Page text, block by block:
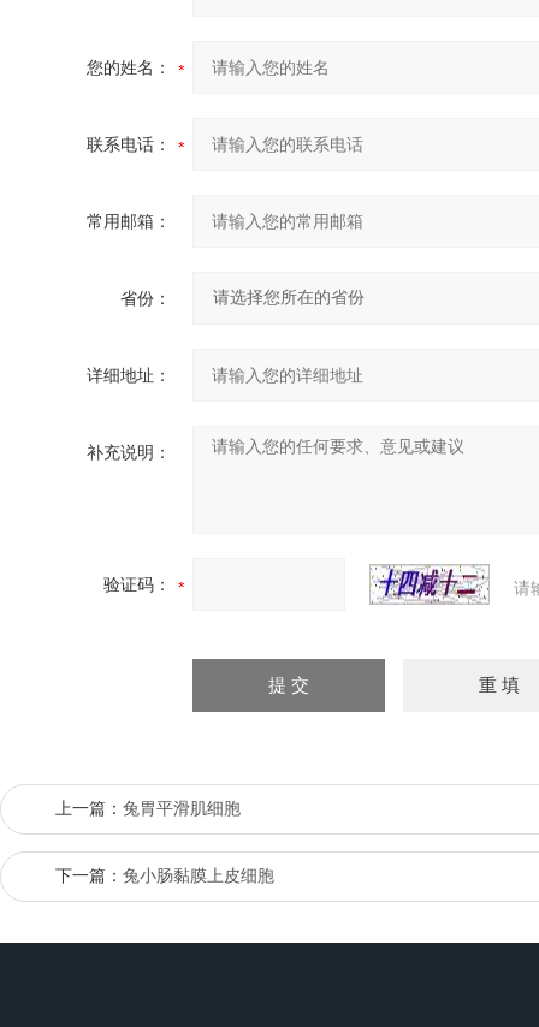
您的姓名：
联系电话：
常用邮箱：
省份：
详细地址：
补充说明：
验证码： 请
上一篇： 兔胃平滑肌细胞
下一篇： 兔小肠黏膜上皮细胞